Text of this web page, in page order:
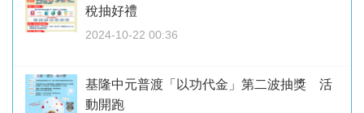
稅抽好禮
2024-10-22 00:36
基隆中元普渡「以功代金」第二波抽獎 活
動開跑